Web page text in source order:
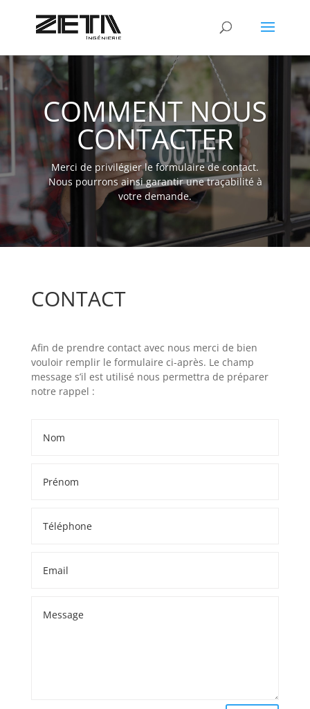
COMMENT NOUS
CONTACTER
Merci de privilégier le formulaire de contact.
Nous pourrons ainsi garantir une traçabilité à
votre demande.
CONTACT
Afin de prendre contact avec nous merci de bien
vouloir remplir le formulaire ci-après. Le champ
message s’il est utilisé nous permettra de préparer
notre rappel :